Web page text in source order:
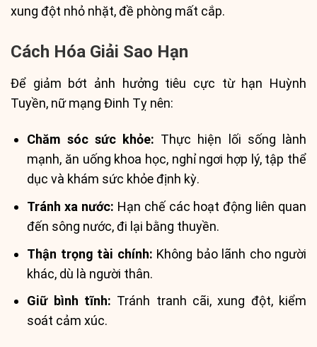
xung đột nhỏ nhặt, đề phòng mất cắp.
Cách Hóa Giải Sao Hạn
Để giảm bớt ảnh hưởng tiêu cực từ hạn Huỳnh
Tuyền, nữ mạng Đinh Tỵ nên:
Chăm sóc sức khỏe: Thực hiện lối sống lành
mạnh, ăn uống khoa học, nghỉ ngơi hợp lý, tập thể
dục và khám sức khỏe định kỳ.
Tránh xa nước: Hạn chế các hoạt động liên quan
đến sông nước, đi lại bằng thuyền.
Thận trọng tài chính: Không bảo lãnh cho người
khác, dù là người thân.
Giữ bình tĩnh: Tránh tranh cãi, xung đột, kiểm
soát cảm xúc.